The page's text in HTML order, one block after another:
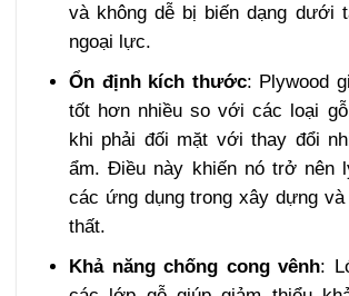
và không dễ bị biến dạng dưới
ngoại lực.
Ổn định kích thước: Plywood
tốt hơn nhiều so với các loại
khi phải đối mặt với thay đổi
ẩm. Điều này khiến nó trở nên
các ứng dụng trong xây dựng và
thất.
Khả năng chống cong vênh: